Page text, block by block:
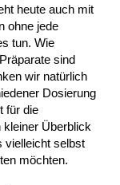
heute auch mit
ohne jede
tun. Wie
sind
wir natürlich
Dosierung
für die
kleiner Überblick
vielleicht selbst
möchten.